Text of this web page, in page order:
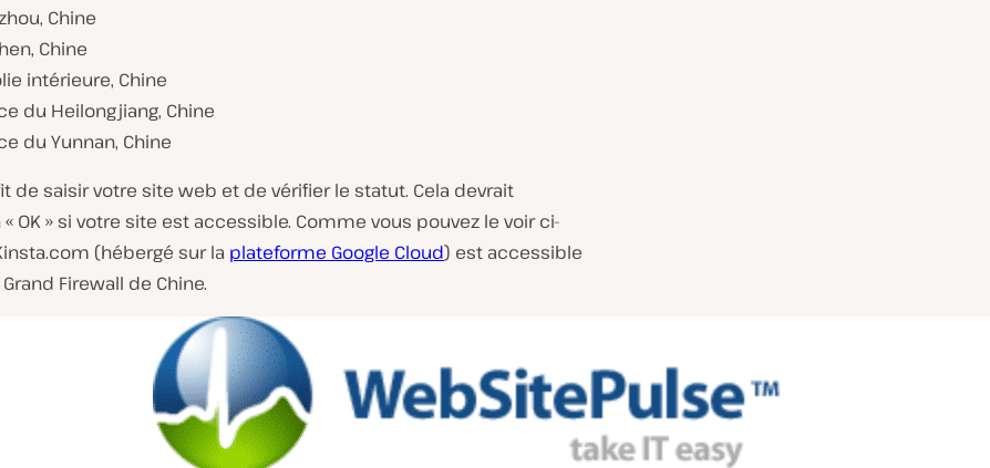
Chine
Chine
intérieure, Chine
du Heilongjiang, Chine
du Yunnan, Chine
de saisir votre site web et de vérifier le statut. Cela devrait
OK » si votre site est accessible. Comme vous pouvez le voir ci-
(hébergé sur la plateforme Google Cloud) est accessible
Firewall de Chine.